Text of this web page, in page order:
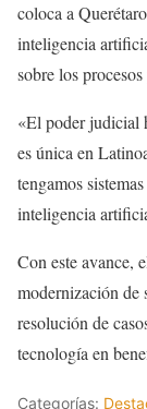
coloca a
inteligencia
sobre los
«El poder judicial
es única en
tengamos
inteligencia
Con este avance,
modernización de
resolución de
tecnología en
Categorías: